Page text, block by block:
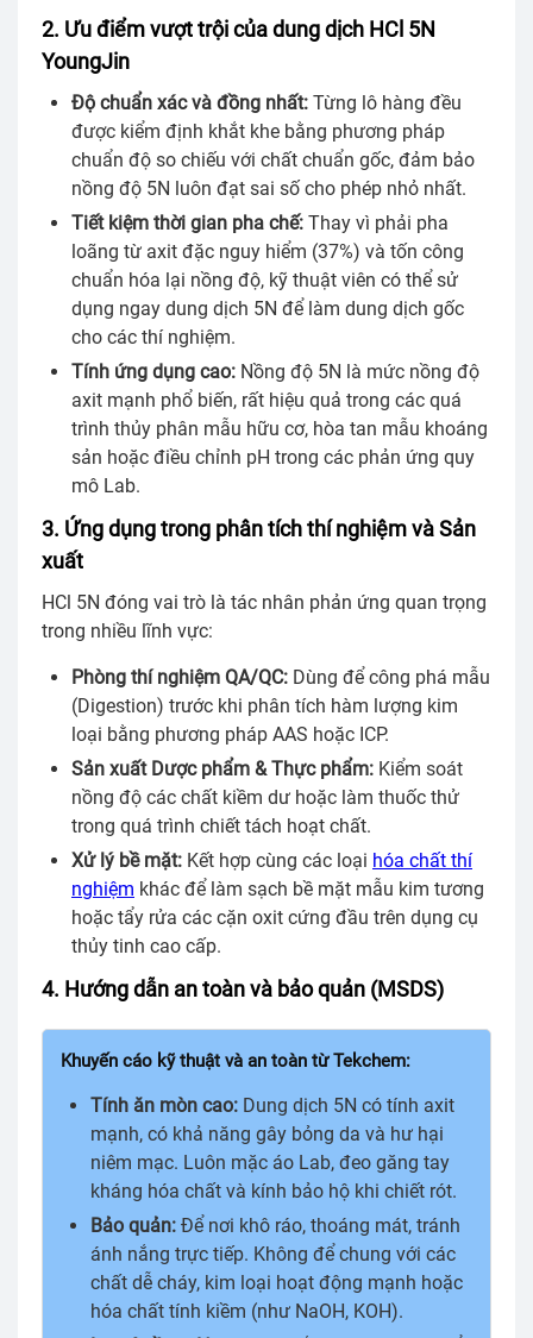
2. Ưu điểm vượt trội của dung dịch HCl 5N
YoungJin
Độ chuẩn xác và đồng nhất: Từng lô hàng đều
được kiểm định khắt khe bằng phương pháp
chuẩn độ so chiếu với chất chuẩn gốc, đảm bảo
nồng độ 5N luôn đạt sai số cho phép nhỏ nhất.
Tiết kiệm thời gian pha chế: Thay vì phải pha
loãng từ axit đặc nguy hiểm (37%) và tốn công
chuẩn hóa lại nồng độ, kỹ thuật viên có thể sử
dụng ngay dung dịch 5N để làm dung dịch gốc
cho các thí nghiệm.
Tính ứng dụng cao: Nồng độ 5N là mức nồng độ
axit mạnh phổ biến, rất hiệu quả trong các quá
trình thủy phân mẫu hữu cơ, hòa tan mẫu khoáng
sản hoặc điều chỉnh pH trong các phản ứng quy
mô Lab.
3. Ứng dụng trong phân tích thí nghiệm và Sản
xuất
HCl 5N đóng vai trò là tác nhân phản ứng quan trọng
trong nhiều lĩnh vực:
Phòng thí nghiệm QA/QC: Dùng để công phá mẫu
(Digestion) trước khi phân tích hàm lượng kim
loại bằng phương pháp AAS hoặc ICP.
Sản xuất Dược phẩm & Thực phẩm: Kiểm soát
nồng độ các chất kiềm dư hoặc làm thuốc thử
trong quá trình chiết tách hoạt chất.
Xử lý bề mặt: Kết hợp cùng các loại hóa chất thí
nghiệm khác để làm sạch bề mặt mẫu kim tương
hoặc tẩy rửa các cặn oxit cứng đầu trên dụng cụ
thủy tinh cao cấp.
4. Hướng dẫn an toàn và bảo quản (MSDS)
Khuyến cáo kỹ thuật và an toàn từ Tekchem:
Tính ăn mòn cao: Dung dịch 5N có tính axit
mạnh, có khả năng gây bỏng da và hư hại
niêm mạc. Luôn mặc áo Lab, đeo găng tay
kháng hóa chất và kính bảo hộ khi chiết rót.
Bảo quản: Để nơi khô ráo, thoáng mát, tránh
ánh nắng trực tiếp. Không để chung với các
chất dễ cháy, kim loại hoạt động mạnh hoặc
hóa chất tính kiềm (như NaOH, KOH).